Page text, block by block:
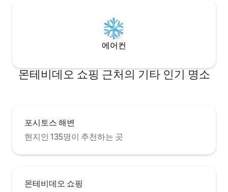
에어컨
몬테비데오 쇼핑 근처의 기타 인기 명소
포시토스 해변
현지인 135명이 추천하는 곳
몬테비데오 쇼핑